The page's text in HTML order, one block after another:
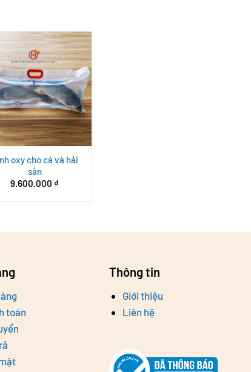
oxy cho cá và hải
sản
9.600.000 ₫
toán
Thông tin
Giới thiệu
Liên hệ